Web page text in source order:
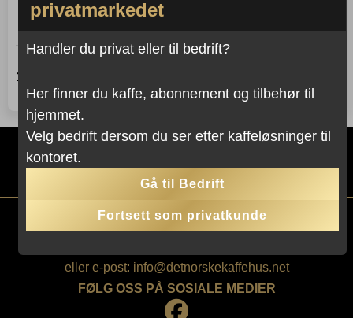
Vitamin hydration cubes
1 x 12 stk.
160
160 Poeng!
-
Recharge
HAR DU SPØRSMÅL?
eller e-post: info@detnorskekaffehus.net
FØLG OSS PÅ SOSIALE MEDIER
privatmarkedet
Handler du privat eller til bedrift?
Her finner du kaffe, abonnement og tilbehør til
hjemmet.
Velg bedrift dersom du ser etter kaffeløsninger til
kontoret.
Gå til Bedrift
Fortsett som privatkunde